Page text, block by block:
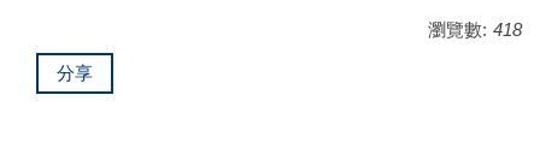
瀏覽數: 418
分享